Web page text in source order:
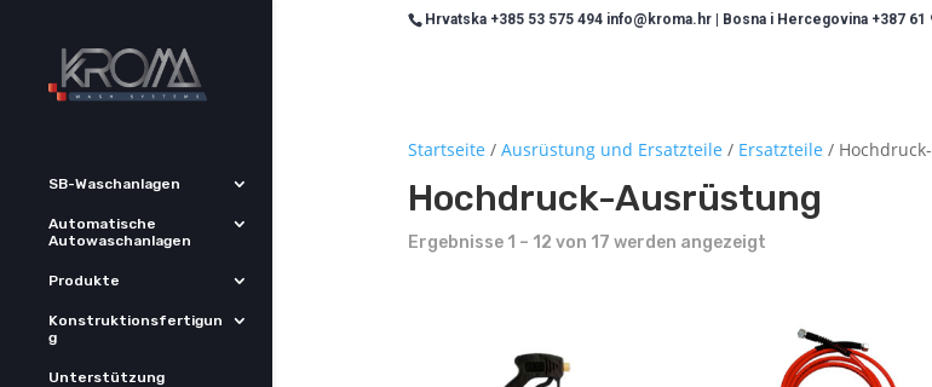
Hrvatska +385 53 575 494 info@kroma.hr | Bosna i Hercegovina +387
SB-Waschanlagen
Automatische
Autowaschanlagen
Produkte
Konstruktionsfertigun
g
Unterstützung
Startseite / Ausrüstung und Ersatzteile / Ersatzteile /
Hochdruck-Ausrüstung
Ergebnisse 1 – 12 von 17 werden angezeigt